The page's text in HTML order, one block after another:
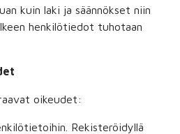
kuin laki ja säännökset niin
henkilötiedot tuhotaan
oikeudet:
Rekisteröidyllä